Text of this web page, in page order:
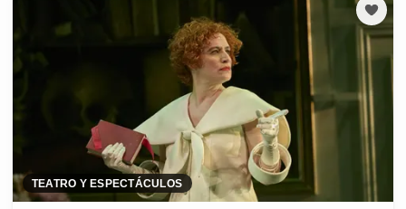
TEATRO Y ESPECTÁCULOS